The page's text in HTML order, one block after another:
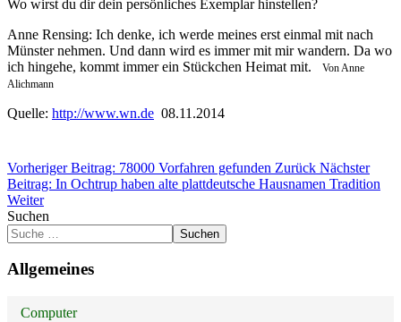
Wo wirst du dir dein persönliches Exemplar hinstellen?
Anne Rensing: Ich denke, ich werde meines erst einmal mit nach
Münster nehmen. Und dann wird es immer mit mir wandern. Da wo
ich hingehe, kommt immer ein Stückchen Heimat mit.
Von Anne
Alichmann
Quelle: http://www.wn.de 08.11.2014
Vorheriger Beitrag: 78000 Vorfahren gefunden Zurück Nächster
Beitrag: In Ochtrup haben alte plattdeutsche Hausnamen Tradition
Weiter
Suchen
Suchen
Allgemeines
Computer